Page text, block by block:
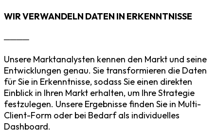
WIR VERWANDELN DATEN IN ERKENNTNISSE
────
Unsere Marktanalysten kennen den Markt und seine
Entwicklungen genau. Sie transformieren die Daten
für Sie in Erkenntnisse, sodass Sie einen direkten
Einblick in Ihren Markt erhalten, um Ihre Strategie
festzulegen. Unsere Ergebnisse finden Sie in Multi-
Client-Form oder bei Bedarf als individuelles
Dashboard.